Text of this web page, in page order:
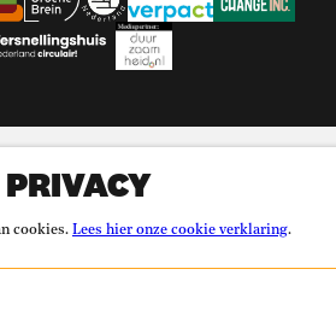
Duurzaamheid.nl